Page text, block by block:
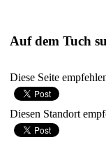
Auf dem Tuch
Diese Seite
Diesen Standort